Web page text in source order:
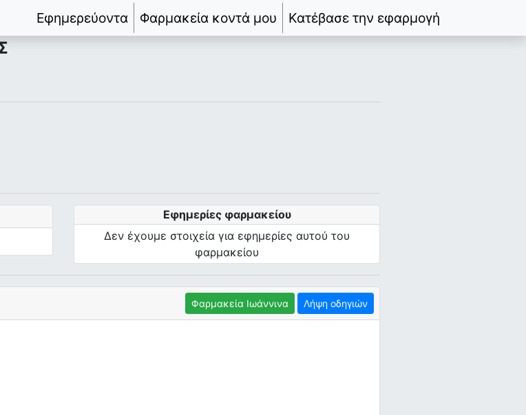
Εφημερεύοντα Φαρμακεία κοντά μου Κατέβασε την εφαρμογή
Εφημερίες φαρμακείου
Δεν έχουμε στοιχεία για εφημερίες αυτού του
φαρμακείου
Φαρμακεία Ιωάννινα Λήψη οδηγιών